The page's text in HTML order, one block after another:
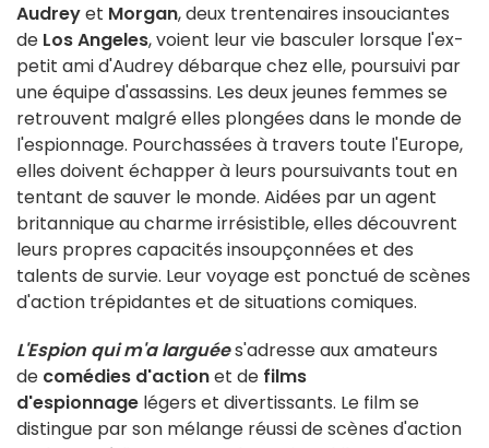
Audreyet Morgan, deux trentenaires insouciantes
de Los Angeles, voient leur vie basculer lorsque l'ex-
petit ami d'Audrey débarque chez elle, poursuivi par
une équipe d'assassins. Les deux jeunes femmes se
retrouvent malgré elles plongées dans le monde de
l'espionnage. Pourchassées à travers toute l'Europe,
elles doivent échapper à leurs poursuivants tout en
tentant de sauver le monde. Aidées par un agent
britannique au charme irrésistible, elles découvrent
leurs propres capacités insoupçonnées et des
talents de survie. Leur voyage est ponctué de scènes
d'action trépidantes et de situations comiques.
L'Espion qui m'a larguées'adresse aux amateurs
de comédies d'actionet de films
d'espionnage légers et divertissants. Le film se
distingue par son mélange réussi de scènes d'action